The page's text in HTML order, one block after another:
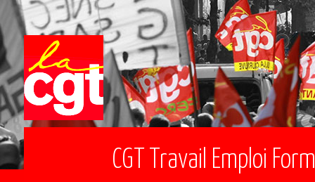
CGT Travail Emploi